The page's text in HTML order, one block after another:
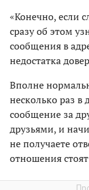
«Конечно, если
сразу об этом
сообщения в
недостатка
Вполне
несколько раз в
сообщение за
друзьями, и
не получаете
отношения